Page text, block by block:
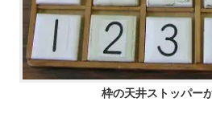
枠の天井ストッパー